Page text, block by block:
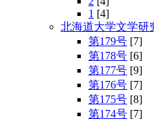
1 [4]
北海道大学文学研
第179号 [7]
第178号 [6]
第177号 [9]
第176号 [7]
第175号 [8]
第174号 [7]